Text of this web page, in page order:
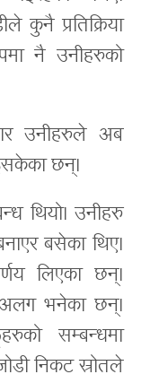
कुनै प्रतिक्रिया
नै उनीहरुको
उनीहरुले अब
छन्।
थियो। उनीहरु
बसेका थिए।
लिएका छन्।
भनेका छन्।
सम्बन्धमा
निकट स्रोतले